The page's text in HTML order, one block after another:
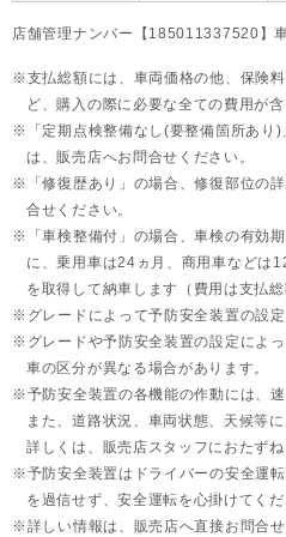
店舗管理ナンバー【185011337520】
支払総額には、車両価格の他、保険
ど、購入の際に必要な全ての費用が含
「定期点検整備なし(要整備箇所あ
は、販売店へお問合せください。
「修復歴あり」の場合、修復部位の
合せください。
「車検整備付」の場合、車検の有効
に、乗用車は24ヵ月、 商用車などは
を取得して納車します（費用は支払総
グレードによって予防安全装置の設
グレードや予防安全装置の設定によ
車の区分が異なる場合があります。
予防安全装置の各機能の作動には、
また、道路状況、車両状態、天候等
詳しくは、販売店スタッフにおたずね
予防安全装置はドライバーの安全運
を過信せず、安全運転を心掛けてくだ
詳しい情報は、販売店へ直接お問合せ